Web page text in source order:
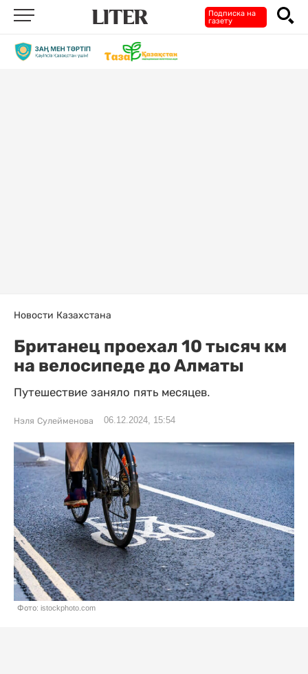
Подписка на
газету
Новости Казахстана
Британец проехал 10 тысяч км
на велосипеде до Алматы
Путешествие заняло пять месяцев.
Нэля Сулейменова 06.12.2024, 15:54
Фото: istockphoto.com